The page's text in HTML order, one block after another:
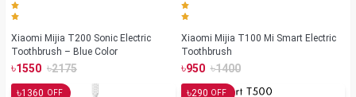
Xiaomi Mijia T200 Sonic Electric
Toothbrush – Blue Color
৳1550 ৳2175
Xiaomi Mijia T100 Mi Smart Electric
Toothbrush
৳950 ৳1400
৳1360 OFF ৳290 OFF